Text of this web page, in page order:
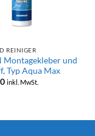
REINIGER
Montagekleber und
Typ Aqua Max
inkl. MwSt.